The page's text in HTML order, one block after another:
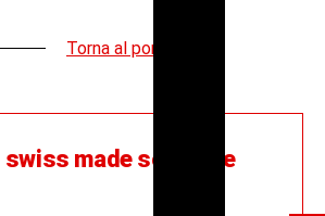
Torna al portfolio
swiss made software